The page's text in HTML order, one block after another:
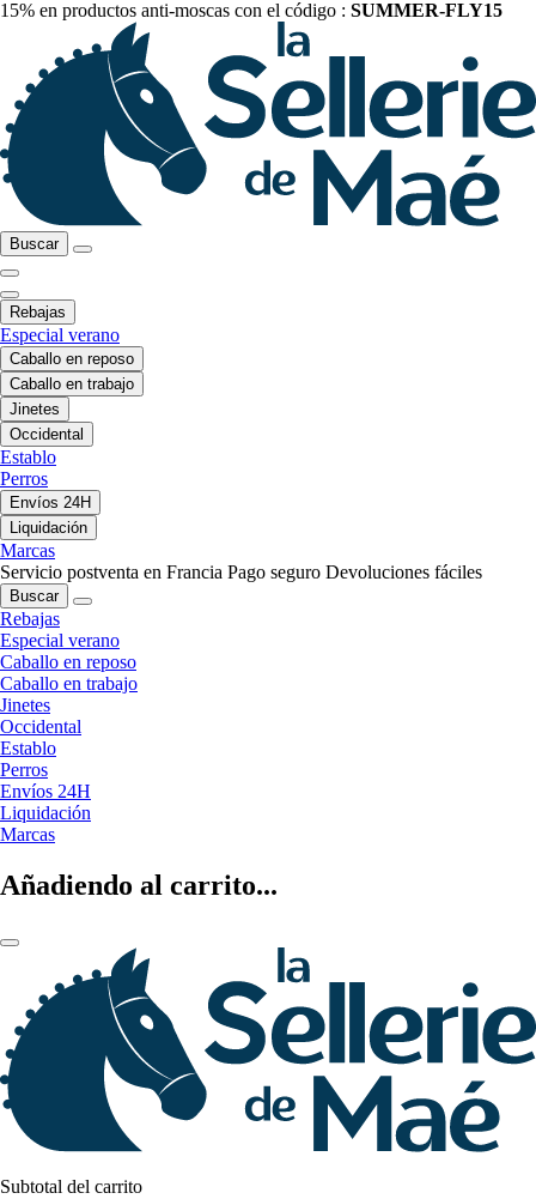
15% en productos anti-moscas con el código : SUMMER-FLY15
Buscar
Rebajas
Especial verano
Caballo en reposo
Caballo en trabajo
Jinetes
Occidental
Establo
Perros
Envíos 24H
Liquidación
Marcas
Servicio postventa en Francia Pago seguro Devoluciones fáciles
Buscar
Rebajas
Especial verano
Caballo en reposo
Caballo en trabajo
Jinetes
Occidental
Establo
Perros
Envíos 24H
Liquidación
Marcas
Añadiendo al carrito...
Subtotal del carrito